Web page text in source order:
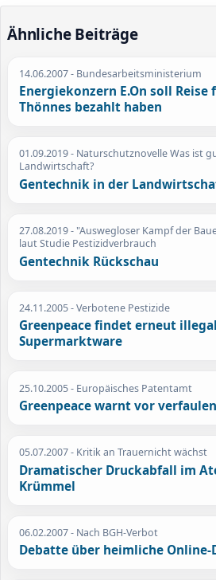
Ähnliche Beiträge
14.06.2007- Bundesarbeitsministerium
Energiekonzern E.On soll Reise
Thönnes bezahlt haben
01.09.2019- Naturschutznovelle Was ist
Landwirtschaft?
Gentechnik in der
27.08.2019- "Auswegloser Kampf der
laut Studie Pestizidverbrauch
Gentechnik Rückschau
24.11.2005- Verbotene Pestizide
Greenpeace findet erneut
Supermarktware
25.10.2005- Europäisches Patentamt
Greenpeace warnt vor
05.07.2007- Kritik an Trauernicht wächst
Dramatischer Druckabfall im
Krümmel
06.02.2007- Nach BGH-Verbot
Debatte über heimliche Online-